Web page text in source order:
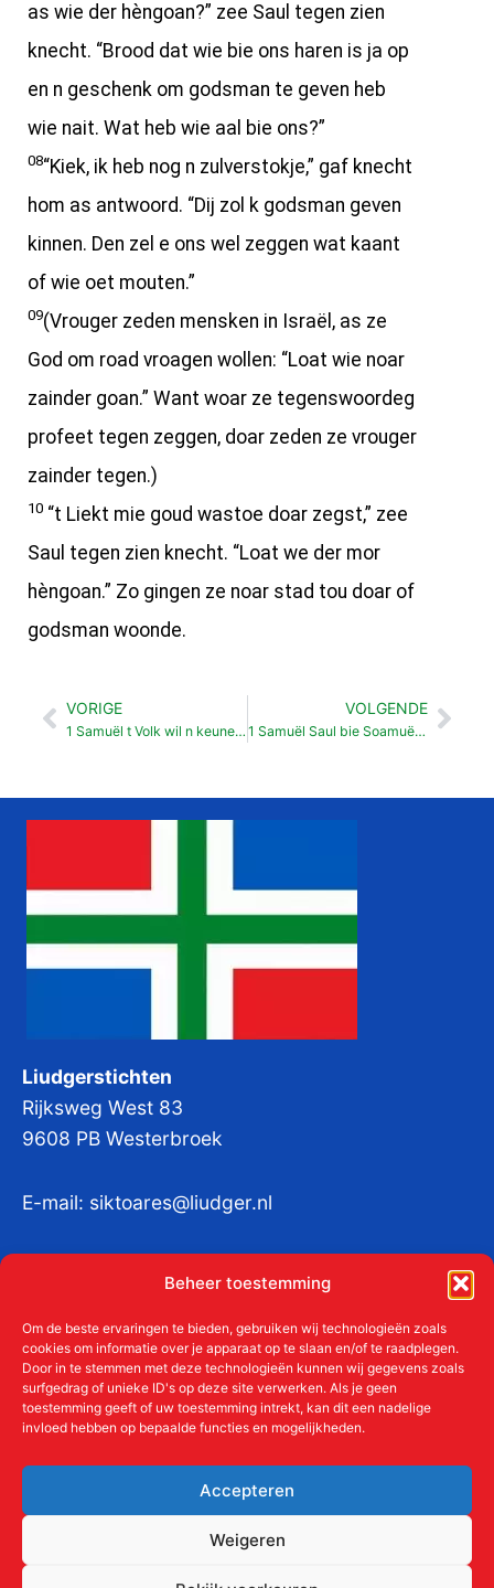
Beheer toestemming
Om de beste ervaringen te bieden, gebruiken wij technologieën zoals
cookies om informatie over je apparaat op te slaan en/of te raadplegen.
Door in te stemmen met deze technologieën kunnen wij gegevens zoals
surfgedrag of unieke ID's op deze site verwerken. Als je geen
toestemming geeft of uw toestemming intrekt, kan dit een nadelige
invloed hebben op bepaalde functies en mogelijkheden.
Accepteren
Weigeren
as wie der hèngoan?” zee Saul tegen zien
knecht. “Brood dat wie bie ons haren is ja op
en n geschenk om godsman te geven heb
wie nait. Wat heb wie aal bie ons?”
08“Kiek, ik heb nog n zulverstokje,” gaf knecht
hom as antwoord. “Dij zol k godsman geven
kinnen. Den zel e ons wel zeggen wat kaant
of wie oet mouten.”
09(Vrouger zeden mensken in Israël, as ze
God om road vroagen wollen: “Loat wie noar
zainder goan.” Want woar ze tegenswoordeg
profeet tegen zeggen, doar zeden ze vrouger
zainder tegen.)
10 “t Liekt mie goud wastoe doar zegst,” zee
Saul tegen zien knecht. “Loat we der mor
hèngoan.” Zo gingen ze noar stad tou doar of
godsman woonde.
Vorige
VORIGE
1 Samuël t Volk wil n keunenk (8: 1-22)
VOLGENDE
1 Samuël Saul bie Soamuël (9:11-27)
Liudgerstichten
Rijksweg West 83
9608 PB Westerbroek
E-mail: siktoares@liudger.nl
KvKnr:41011712
Meer over de Liudgerstichten
Aanmelden als donateur
ANBI
Contact